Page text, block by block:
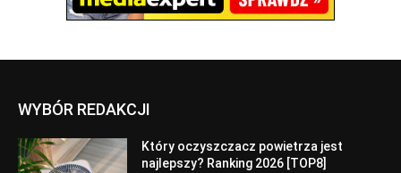
WYBÓR REDAKCJI
Który oczyszczacz powietrza jest
najlepszy? Ranking 2026 [TOP8]